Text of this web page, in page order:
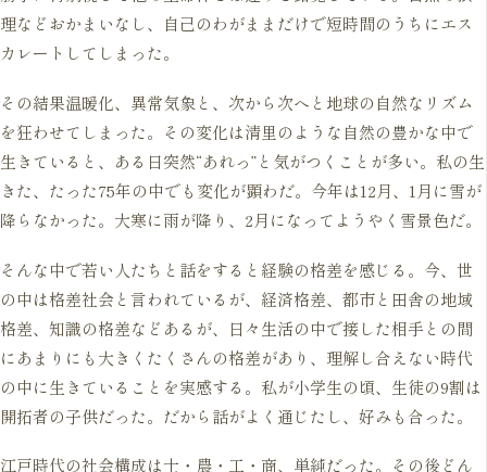
理などおかまいなし、自己のわがままだけで短時間のうちにエス
カレートしてしまった。
その結果温暖化、異常気象と、次から次へと地球の自然なリズム
を狂わせてしまった。その変化は清里のような自然の豊かな中で
生きていると、ある日突然“あれっ”と気がつくことが多い。私の生
きた、たった75年の中でも変化が顕わだ。今年は12月、1月に雪が
降らなかった。大寒に雨が降り、2月になってようやく雪景色だ。
そんな中で若い人たちと話をすると経験の格差を感じる。今、世
の中は格差社会と言われているが、経済格差、都市と田舎の地域
格差、知識の格差などあるが、日々生活の中で接した相手との間
にあまりにも大きくたくさんの格差があり、理解し合えない時代
の中に生きていることを実感する。私が小学生の頃、生徒の9割は
開拓者の子供だった。だから話がよく通じたし、好みも合った。
江戸時代の社会構成は士・農・工・商、単純だった。その後どん